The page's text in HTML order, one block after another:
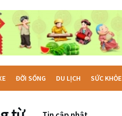
ĐỜI SỐNG DU LỊCH SỨC KHỎE